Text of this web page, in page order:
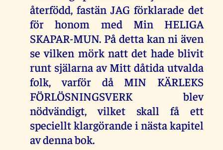
återfödd, fastän JAG förklarade det
för honom med Min HELIGA
SKAPAR-MUN. På detta kan ni även
se vilken mörk natt det hade blivit
runt själarna av Mitt dåtida utvalda
folk, varför då MIN KÄRLEKS
FÖRLÖSNINGSVERK blev
nödvändigt, vilket skall få ett
speciellt klargörande i nästa kapitel
av denna bok.